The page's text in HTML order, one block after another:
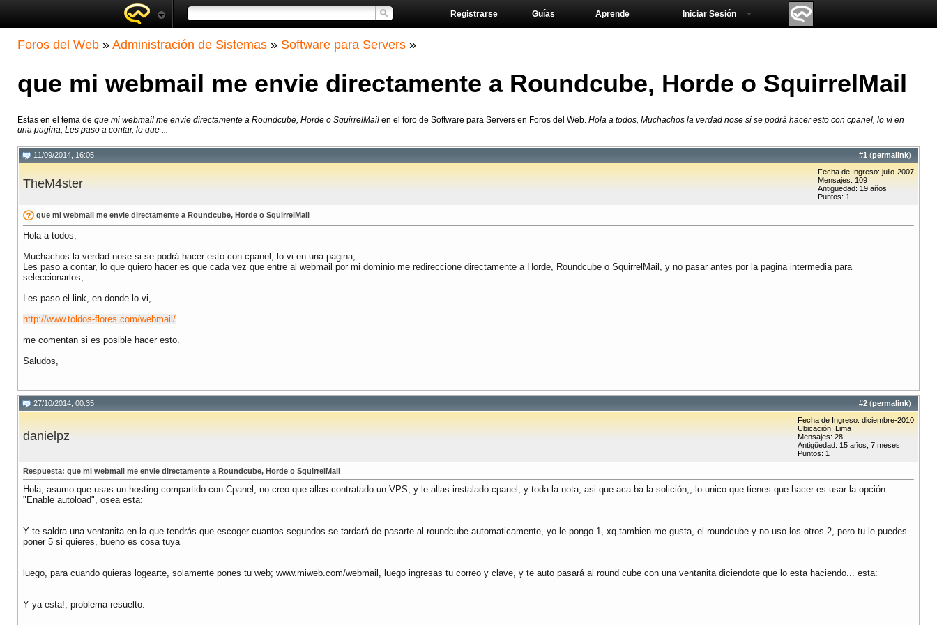
Aprende
Guías
Registrarse Iniciar Sesión
Foros del Web » Administración de Sistemas » Software para Servers »
que mi webmail me envie directamente a Roundcube, Horde o SquirrelMail
Estas en el tema de que mi webmail me envie directamente a Roundcube, Horde o SquirrelMail en el foro de Software para Servers en Foros del Web. Hola a todos, Muchachos la verdad nose si se podrá hacer esto con cpanel, lo vi en
una pagina, Les paso a contar, lo que ...
#1 (permalink)
11/09/2014, 16:05
TheM4ster
Fecha de Ingreso: julio-2007
Mensajes: 109
Antigüedad: 19 años
Puntos: 1
que mi webmail me envie directamente a Roundcube, Horde o SquirrelMail
Hola a todos,
Muchachos la verdad nose si se podrá hacer esto con cpanel, lo vi en una pagina,
Les paso a contar, lo que quiero hacer es que cada vez que entre al webmail por mi dominio me redireccione directamente a Horde, Roundcube o SquirrelMail, y no pasar antes por la pagina intermedia para
seleccionarlos,
Les paso el link, en donde lo vi,
http://www.toldos-flores.com/webmail/
me comentan si es posible hacer esto.
Saludos,
#2 (permalink)
27/10/2014, 00:35
danielpz
Fecha de Ingreso: diciembre-2010
Ubicación: Lima
Mensajes: 28
Antigüedad: 15 años, 7 meses
Puntos: 1
Respuesta: que mi webmail me envie directamente a Roundcube, Horde o SquirrelMail
Hola, asumo que usas un hosting compartido con Cpanel, no creo que allas contratado un VPS, y le allas instalado cpanel, y toda la nota, asi que aca ba la solición,, lo unico que tienes que hacer es usar la opción
"Enable autoload", osea esta:
Y te saldra una ventanita en la que tendrás que escoger cuantos segundos se tardará de pasarte al roundcube automaticamente, yo le pongo 1, xq tambien me gusta, el roundcube y no uso los otros 2, pero tu le puedes
poner 5 si quieres, bueno es cosa tuya
luego, para cuando quieras logearte, solamente pones tu web; www.miweb.com/webmail, luego ingresas tu correo y clave, y te auto pasará al round cube con una ventanita diciendote que lo esta haciendo... esta:
Y ya esta!, problema resuelto.